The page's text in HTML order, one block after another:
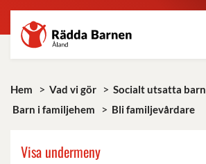
Hoppa
till
huvudinnehåll
Rädda
Barnen
på
r.f.
Hem > Vad vi gör > Socialt utsatta barn
Barn i familjehem > Bli familjevårdare
Visa undermeny